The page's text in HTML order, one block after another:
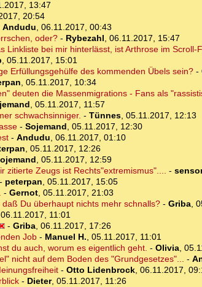
13:47
20:54
Andudu, 06.11.2017, 00:43
oder?- Rybezahl, 06.11.2017, 15:47
Linkliste bei mir hinterlässt, ist Arthrose im Scroll-
, 05.11.2017, 15:01
Erfüllungsgehülfe des kommenden Übels sein?-
, 05.11.2017, 10:34
deuten die Massenmigrations - Fans als
, 05.11.2017, 11:57
schwachsinniger. - Tünnes, 05.11.2017, 12:13
- Sojemand, 05.11.2017, 12:30
- Andudu, 06.11.2017, 01:10
, 05.11.2017, 12:26
, 05.11.2017, 12:59
zitierte Zeugs ist Rechts"extremismus".... -
peterpan, 05.11.2017, 15:05
- Gernot, 05.11.2017, 21:03
Du überhaupt nichts mehr schnalls?- Griba,
06.11.2017, 11:01
- Griba, 06.11.2017, 17:26
Job- Manuel H., 05.11.2017, 11:01
du auch, worum es eigentlich geht. - Olivia,
nicht auf dem Boden des "Grundgesetzes"... -
- Otto Lidenbrock, 06.11.2017,
- Dieter, 05.11.2017, 11:26